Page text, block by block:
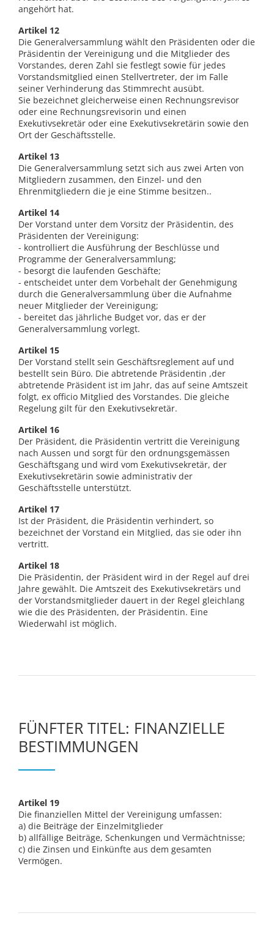
angehört hat.
Artikel 12
Die Generalversammlung wählt den Präsidenten oder die
Präsidentin der Vereinigung und die Mitglieder des
Vorstandes, deren Zahl sie festlegt sowie für jedes
Vorstandsmitglied einen Stellvertreter, der im Falle
seiner Verhinderung das Stimmrecht ausübt.
Sie bezeichnet gleicherweise einen Rechnungsrevisor
oder eine Rechnungsrevisorin und einen
Exekutivsekretär oder eine Exekutivsekretärin sowie den
Ort der Geschäftsstelle.
Artikel 13
Die Generalversammlung setzt sich aus zwei Arten von
Mitgliedern zusammen, den Einzel- und den
Ehrenmitgliedern die je eine Stimme besitzen..
Artikel 14
Der Vorstand unter dem Vorsitz der Präsidentin, des
Präsidenten der Vereinigung:
- kontrolliert die Ausführung der Beschlüsse und
Programme der Generalversammlung;
- besorgt die laufenden Geschäfte;
- entscheidet unter dem Vorbehalt der Genehmigung
durch die Generalversammlung über die Aufnahme
neuer Mitglieder der Vereinigung;
- bereitet das jährliche Budget vor, das er der
Generalversammlung vorlegt.
Artikel 15
Der Vorstand stellt sein Geschäftsreglement auf und
bestellt sein Büro. Die abtretende Präsidentin ,der
abtretende Präsident ist im Jahr, das auf seine Amtszeit
folgt, ex officio Mitglied des Vorstandes. Die gleiche
Regelung gilt für den Exekutivsekretär.
Artikel 16
Der Präsident, die Präsidentin vertritt die Vereinigung
nach Aussen und sorgt für den ordnungsgemässen
Geschäftsgang und wird vom Exekutivsekretär, der
Exekutivsekretärin sowie administrativ der
Geschäftsstelle unterstützt.
Artikel 17
Ist der Präsident, die Präsidentin verhindert, so
bezeichnet der Vorstand ein Mitglied, das sie oder ihn
vertritt.
Artikel 18
Die Präsidentin, der Präsident wird in der Regel auf drei
Jahre gewählt. Die Amtszeit des Exekutivsekretärs und
der Vorstandsmitglieder dauert in der Regel gleichlang
wie die des Präsidenten, der Präsidentin. Eine
Wiederwahl ist möglich.
FÜNFTER TITEL: FINANZIELLE
BESTIMMUNGEN
Artikel 19
Die finanziellen Mittel der Vereinigung umfassen:
a) die Beiträge der Einzelmitglieder
b) allfällige Beiträge, Schenkungen und Vermächtnisse;
c) die Zinsen und Einkünfte aus dem gesamten
Vermögen.